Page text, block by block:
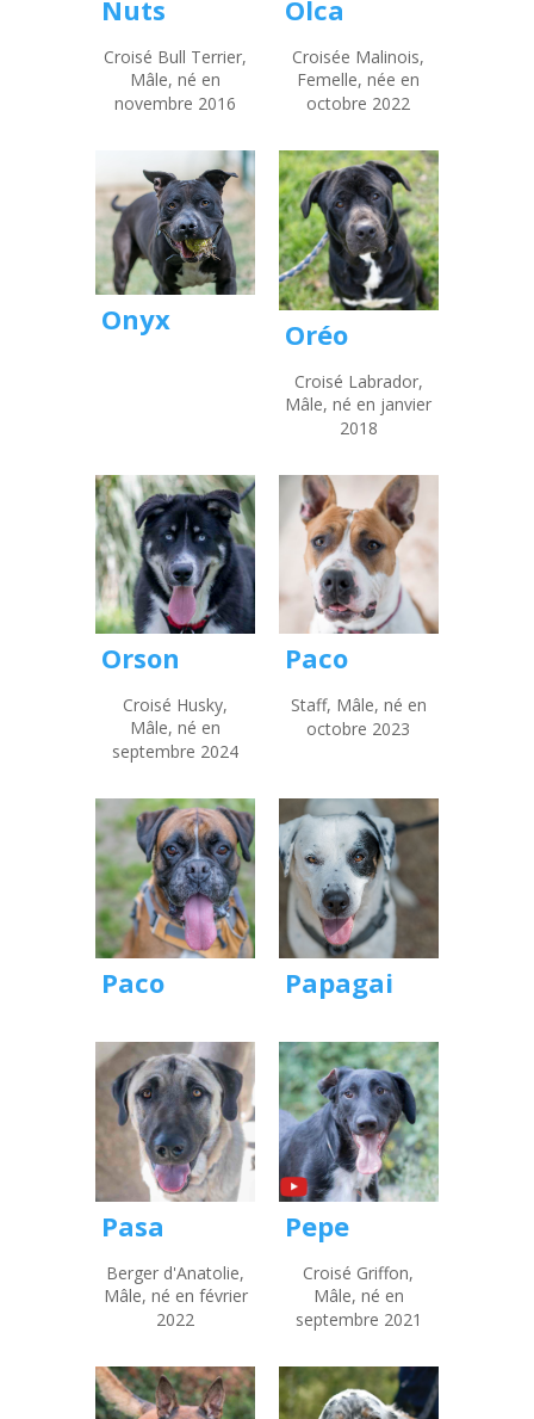
Nuts
Croisé Bull Terrier,
Mâle, né en
novembre 2016
Olca
Croisée Malinois,
Femelle, née en
octobre 2022
Onyx Oréo
Croisé Labrador,
Mâle, né en janvier
2018
Orson
Croisé Husky,
Mâle, né en
septembre 2024
Paco
Staff, Mâle, né en
octobre 2023
Paco Papagai
Pasa
Berger d'Anatolie,
Mâle, né en février
2022
Pepe
Croisé Griffon,
Mâle, né en
septembre 2021